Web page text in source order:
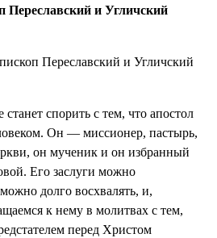
Переславский и Угличский
Переславский и Угличский
спорить с тем, что апостол
Он — миссионер, пастырь,
он мученик и он избранный
Его заслуги можно
долго восхвалять, и,
к нему в молитвах с тем,
перед Христом